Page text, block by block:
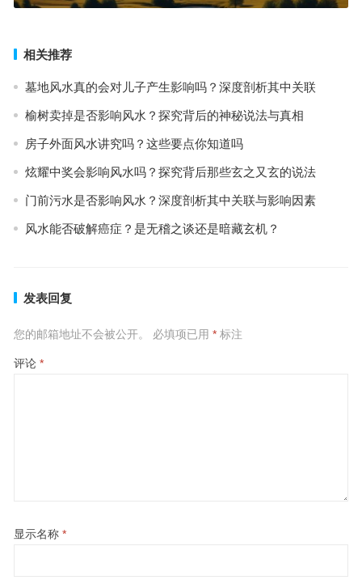
相关推荐
墓地风水真的会对儿子产生影响吗？深度剖析其中关联
榆树卖掉是否影响风水？探究背后的神秘说法与真相
房子外面风水讲究吗？这些要点你知道吗
炫耀中奖会影响风水吗？探究背后那些玄之又玄的说法
门前污水是否影响风水？深度剖析其中关联与影响因素
风水能否破解癌症？是无稽之谈还是暗藏玄机？
发表回复
您的邮箱地址不会被公开。 必填项已用 *标注
评论 *
显示名称 *